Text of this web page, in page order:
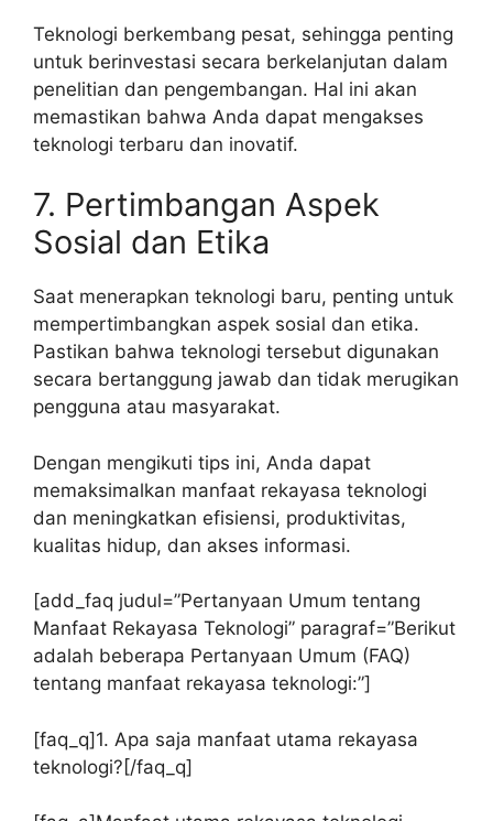
Teknologi berkembang pesat, sehingga penting
untuk berinvestasi secara berkelanjutan dalam
penelitian dan pengembangan. Hal ini akan
memastikan bahwa Anda dapat mengakses
teknologi terbaru dan inovatif.
7. Pertimbangan Aspek
Sosial dan Etika
Saat menerapkan teknologi baru, penting untuk
mempertimbangkan aspek sosial dan etika.
Pastikan bahwa teknologi tersebut digunakan
secara bertanggung jawab dan tidak merugikan
pengguna atau masyarakat.
Dengan mengikuti tips ini, Anda dapat
memaksimalkan manfaat rekayasa teknologi
dan meningkatkan efisiensi, produktivitas,
kualitas hidup, dan akses informasi.
[add_faq judul=”Pertanyaan Umum tentang
Manfaat Rekayasa Teknologi” paragraf=”Berikut
adalah beberapa Pertanyaan Umum (FAQ)
tentang manfaat rekayasa teknologi:”]
[faq_q]1. Apa saja manfaat utama rekayasa
teknologi?[/faq_q]